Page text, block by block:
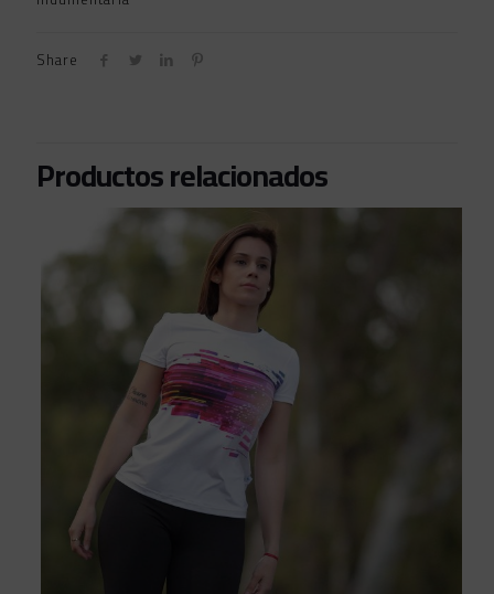
Share
Productos relacionados